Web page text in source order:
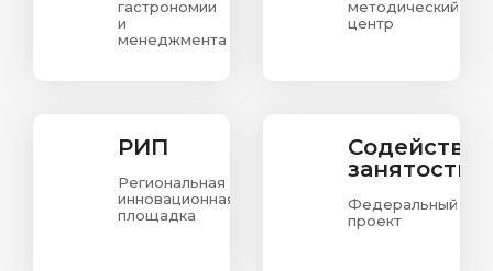
гастрономии
и
менеджмента
методический
центр
РИП
Региональная
инновационная
площадка
Содействие
занятости
Федеральный
проект